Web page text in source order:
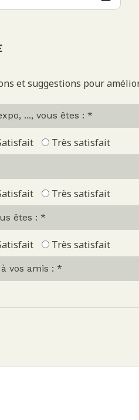
et suggestions pour
..., vous êtes : *
Très satisfait
Très satisfait
êtes : *
Très satisfait
vos amis : *